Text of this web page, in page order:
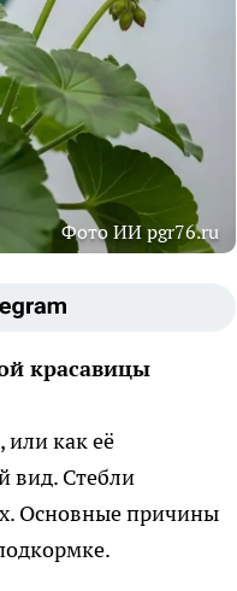
Фото ИИ pgr76.ru
красавицы
или как её
вид. Стебли
Основные причины